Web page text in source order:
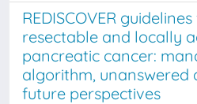
REDISCOVER
resectable and locally
pancreatic cancer:
algorithm, unanswered
future perspectives